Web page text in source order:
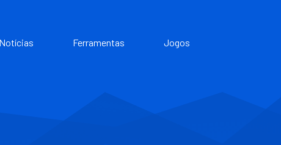
Notícias Ferramentas Jogos